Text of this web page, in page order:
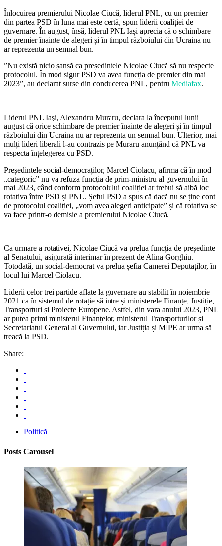
Înlocuirea premierului Nicolae Ciucă, liderul PNL, cu un premier
din partea PSD în luna mai este certă, spun liderii coaliției de
guvernare. În august, însă, liderul PNL Iași aprecia că o schimbare
de premier înainte de alegeri și în timpul războiului din Ucraina nu
ar reprezenta un semnal bun.
”Nu există nicio șansă ca președintele Nicolae Ciucă să nu respecte
protocolul. În mod sigur PSD va avea funcția de premier din mai
2023”, au declarat surse din conducerea PNL, pentru Mediafax.
Liderul PNL Iaşi, Alexandru Muraru, declara la începutul lunii
august că orice schimbare de premier înainte de alegeri și în timpul
războiului din Ucraina nu ar reprezenta un semnal bun. Ulterior, mai
mulți lideri liberali l-au contrazis pe Muraru anunțând că PNL va
respecta înțelegerea cu PSD.
Președintele social-democraților, Marcel Ciolacu, afirma că în mod
„categoric” nu va refuza funcția de prim-ministru al guvernului în
mai 2023, când conform protocolului coaliției ar trebui să aibă loc
rotativa între PSD și PNL. Șeful PSD a spus că dacă nu se ține cont
de protocolul coaliției, „vom avea alegeri anticipate” și că rotativa se
va face printr-o demisie a premierului Nicolae Ciucă.
Ca urmare a rotativei, Nicolae Ciucă va prelua funcția de președinte
al Senatului, asigurată interimar în prezent de Alina Gorghiu.
Totodată, un social-democrat va prelua șefia Camerei Deputaților, în
locul lui Marcel Ciolacu.
Liderii celor trei partide aflate la guvernare au stabilit în noiembrie
2021 ca în sistemul de rotație să intre și ministerele Finanțe, Justiție,
Transporturi și Proiecte Europene. Astfel, din vara anului 2023, PNL
ar putea primi ministerul Finanțelor, ministerul Transporturilor și
Secretariatul General al Guvernului, iar Justiția și MIPE ar urma să
treacă la PSD.
Share:
Politică
Posts Carousel